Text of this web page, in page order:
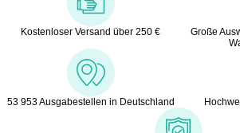
Kostenloser Versand über 250 €
Große
53 953 Ausgabestellen in Deutschland